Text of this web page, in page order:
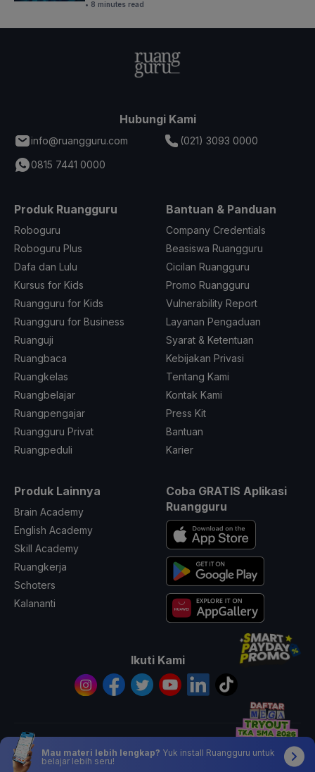
• 8 minutes read
Hubungi Kami
info@ruangguru.com
(021) 3093 0000
0815 7441 0000
Produk Ruangguru
Roboguru
Roboguru Plus
Dafa dan Lulu
Kursus for Kids
Ruangguru for Kids
Ruangguru for Business
Ruanguji
Ruangbaca
Ruangkelas
Ruangbelajar
Ruangpengajar
Ruangguru Privat
Ruangpeduli
Bantuan & Panduan
Company Credentials
Beasiswa Ruangguru
Cicilan Ruangguru
Promo Ruangguru
Vulnerability Report
Layanan Pengaduan
Syarat & Ketentuan
Kebijakan Privasi
Tentang Kami
Kontak Kami
Press Kit
Bantuan
Karier
Produk Lainnya
Brain Academy
English Academy
Skill Academy
Ruangkerja
Schoters
Kalananti
Coba GRATIS Aplikasi
Ruangguru
Ikuti Kami
© 2026 All Rights Reserved PT. Ruang Raya Indonesia
Mau materi lebih lengkap? Yuk install Ruangguru untuk
belajar lebih seru!